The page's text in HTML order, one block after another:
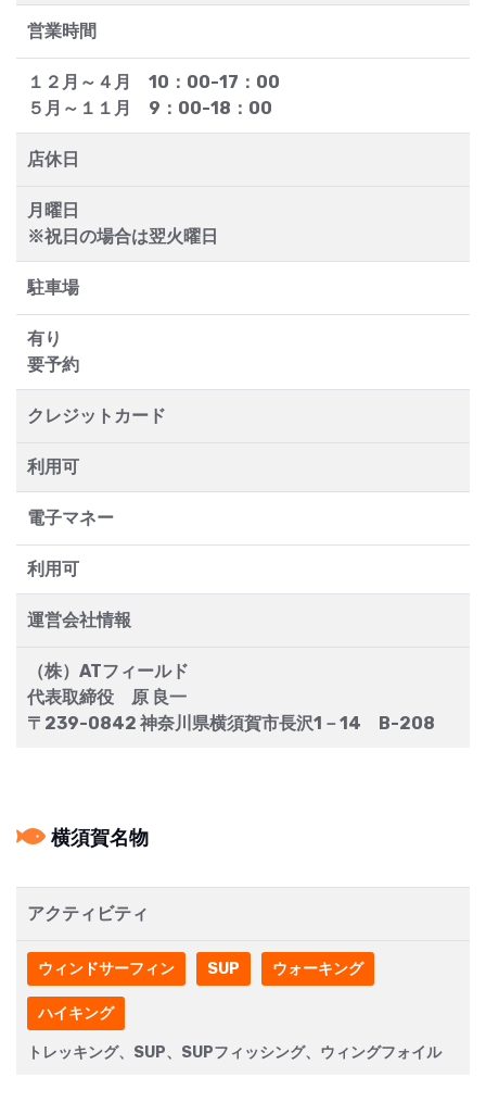
営業時間
１２月～４月 10：00-17：00
５月～１１月 9：00-18：00
店休日
月曜日
※祝日の場合は翌火曜日
駐車場
有り
要予約
クレジットカード
利用可
電子マネー
利用可
運営会社情報
（株）ATフィールド
代表取締役 原 良一
〒239-0842 神奈川県横須賀市長沢1－14 B-208
横須賀名物
アクティビティ
ウィンドサーフィン SUP ウォーキング
ハイキング
トレッキング、SUP、SUPフィッシング、ウィングフォイル